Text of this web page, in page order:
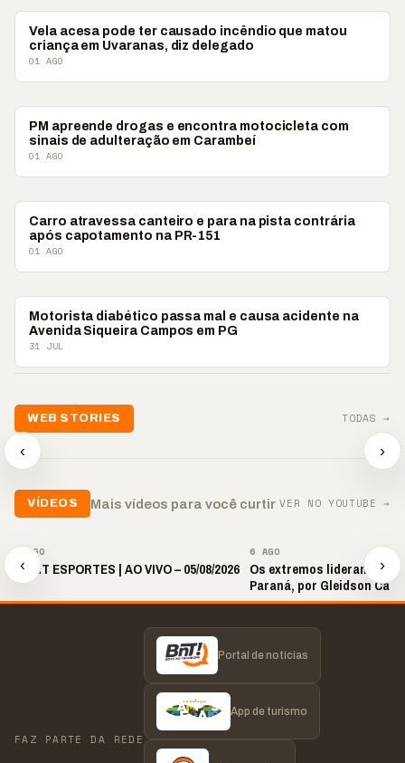
POLICIAL
Vela acesa pode ter causado incêndio que matou
criança em Uvaranas, diz delegado
01 AGO
POLICIAL
PM apreende drogas e encontra motocicleta com
sinais de adulteração em Carambeí
01 AGO
POLICIAL
Carro atravessa canteiro e para na pista contrária
após capotamento na PR-151
01 AGO
POLICIAL
Motorista diabético passa mal e causa acidente na
Avenida Siqueira Campos em PG
31 JUL
WEB STORIES TODAS →
‹
📢 Noite de Louvor
chega com bênçãos e
oração
📢 Coral
Paulino
longo
›
VÍDEOS Mais vídeos para você curtir VER NO YOUTUBE →
‹
6 AGO
🎙️ BNT ESPORTES | AO VIVO – 05/08/2026
6 AGO
Os extremos lideram as
Paraná, por Gleidson
›
FAZ PARTE DA REDE
Portal de notícias
App de turismo